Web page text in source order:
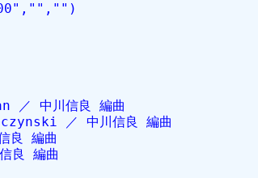
／ 中川信良 編曲
／ 中川信良 編曲
編曲
編曲